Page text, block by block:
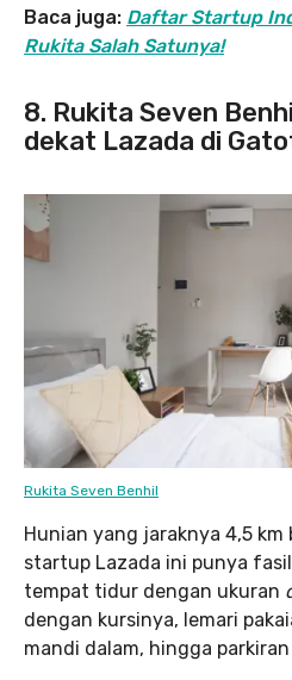
Baca juga: Daftar Startup
Rukita Salah Satunya!
8. Rukita Seven
dekat Lazada di
Rukita Seven Benhil
Hunian yang jaraknya 4,5
startup Lazada ini punya
tempat tidur dengan ukuran
dengan kursinya, lemari
mandi dalam, hingga